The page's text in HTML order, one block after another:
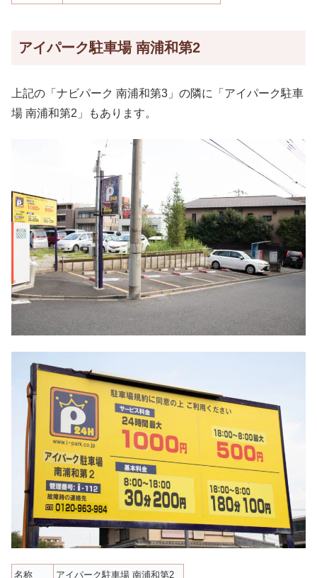
アイパーク駐車場 南浦和第2
上記の「ナビパーク 南浦和第3」の隣に「アイパーク駐車
場 南浦和第2」もあります。
名称
アイパーク駐車場 南浦和第2